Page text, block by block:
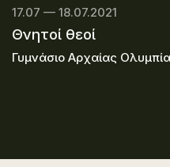
17.07 — 18.07.2021
Θνητοί θεοί
Γυμνάσιο Αρχαίας